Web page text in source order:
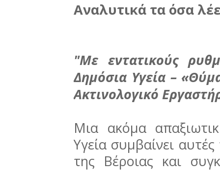
Αναλυτικά τα όσα
"Με εντατικούς
Δημόσια Υγεία –
Ακτινολογικό
Μια ακόμα
Υγεία συμβαίνει
της Βέροιας και